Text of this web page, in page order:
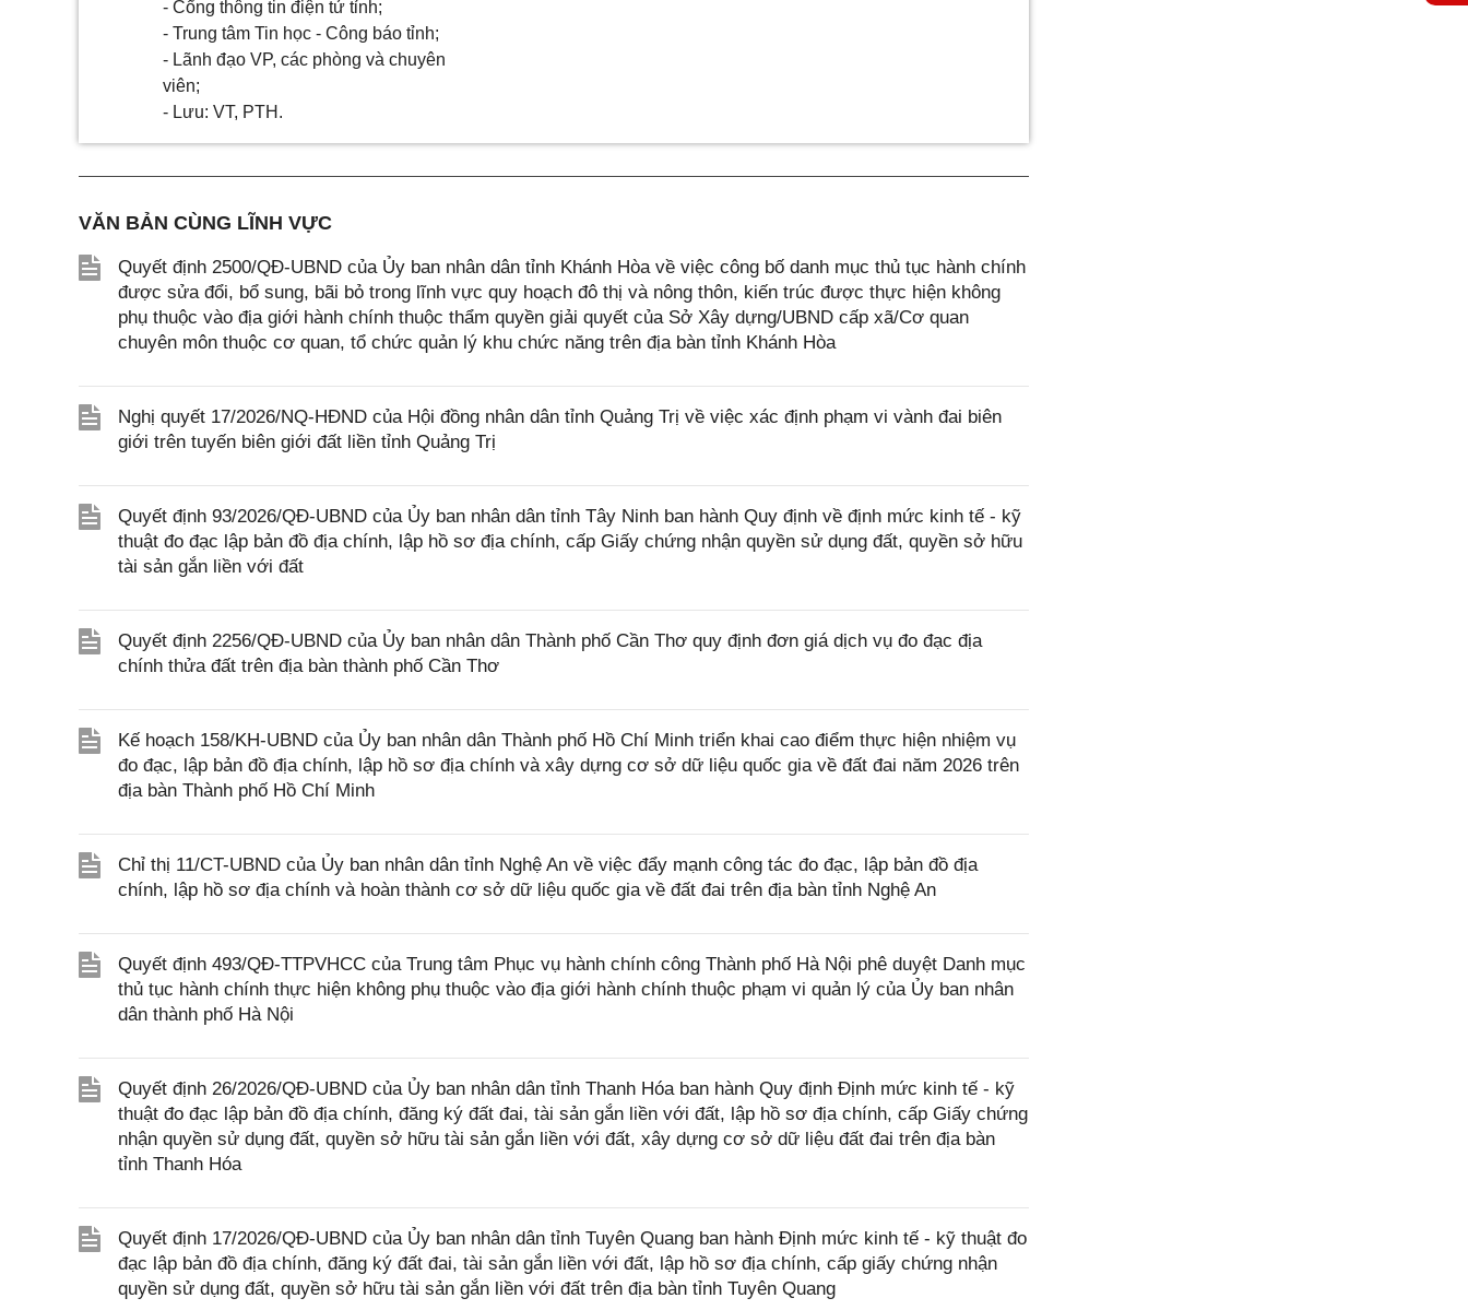
- Cổng thông tin điện tử tỉnh;
- Trung tâm Tin học - Công báo tỉnh;
- Lãnh đạo VP, các phòng và chuyên
viên;
- Lưu: VT, PTH .
VĂN BẢN CÙNG LĨNH VỰC
Quyết định 2500/QĐ-UBND của Ủy ban nhân dân tỉnh Khánh Hòa về việc công bố danh mục thủ tục hành chính
được sửa đổi, bổ sung, bãi bỏ trong lĩnh vực quy hoạch đô thị và nông thôn, kiến trúc được thực hiện không
phụ thuộc vào địa giới hành chính thuộc thẩm quyền giải quyết của Sở Xây dựng/UBND cấp xã/Cơ quan
chuyên môn thuộc cơ quan, tổ chức quản lý khu chức năng trên địa bàn tỉnh Khánh Hòa
Nghị quyết 17/2026/NQ-HĐND của Hội đồng nhân dân tỉnh Quảng Trị về việc xác định phạm vi vành đai biên
giới trên tuyến biên giới đất liền tỉnh Quảng Trị
Quyết định 93/2026/QĐ-UBND của Ủy ban nhân dân tỉnh Tây Ninh ban hành Quy định về định mức kinh tế - kỹ
thuật đo đạc lập bản đồ địa chính, lập hồ sơ địa chính, cấp Giấy chứng nhận quyền sử dụng đất, quyền sở hữu
tài sản gắn liền với đất
Quyết định 2256/QĐ-UBND của Ủy ban nhân dân Thành phố Cần Thơ quy định đơn giá dịch vụ đo đạc địa
chính thửa đất trên địa bàn thành phố Cần Thơ
Kế hoạch 158/KH-UBND của Ủy ban nhân dân Thành phố Hồ Chí Minh triển khai cao điểm thực hiện nhiệm vụ
đo đạc, lập bản đồ địa chính, lập hồ sơ địa chính và xây dựng cơ sở dữ liệu quốc gia về đất đai năm 2026 trên
địa bàn Thành phố Hồ Chí Minh
Chỉ thị 11/CT-UBND của Ủy ban nhân dân tỉnh Nghệ An về việc đẩy mạnh công tác đo đạc, lập bản đồ địa
chính, lập hồ sơ địa chính và hoàn thành cơ sở dữ liệu quốc gia về đất đai trên địa bàn tỉnh Nghệ An
Quyết định 493/QĐ-TTPVHCC của Trung tâm Phục vụ hành chính công Thành phố Hà Nội phê duyệt Danh mục
thủ tục hành chính thực hiện không phụ thuộc vào địa giới hành chính thuộc phạm vi quản lý của Ủy ban nhân
dân thành phố Hà Nội
Quyết định 26/2026/QĐ-UBND của Ủy ban nhân dân tỉnh Thanh Hóa ban hành Quy định Định mức kinh tế - kỹ
thuật đo đạc lập bản đồ địa chính, đăng ký đất đai, tài sản gắn liền với đất, lập hồ sơ địa chính, cấp Giấy chứng
nhận quyền sử dụng đất, quyền sở hữu tài sản gắn liền với đất, xây dựng cơ sở dữ liệu đất đai trên địa bàn
tỉnh Thanh Hóa
Quyết định 17/2026/QĐ-UBND của Ủy ban nhân dân tỉnh Tuyên Quang ban hành Định mức kinh tế - kỹ thuật đo
đạc lập bản đồ địa chính, đăng ký đất đai, tài sản gắn liền với đất, lập hồ sơ địa chính, cấp giấy chứng nhận
quyền sử dụng đất, quyền sở hữu tài sản gắn liền với đất trên địa bàn tỉnh Tuyên Quang